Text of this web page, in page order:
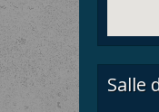
Salle